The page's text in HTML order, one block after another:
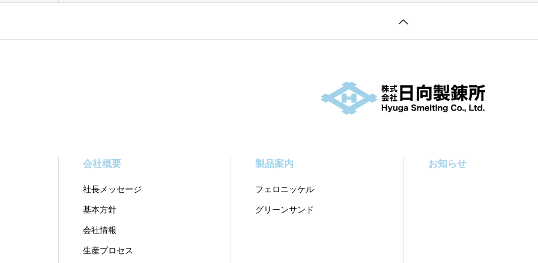
会社概要
社⻑メッセージ
基本方針
会社情報
⽣産プロセス
製品案内
フェロニッケル
グリーンサンド
お知らせ